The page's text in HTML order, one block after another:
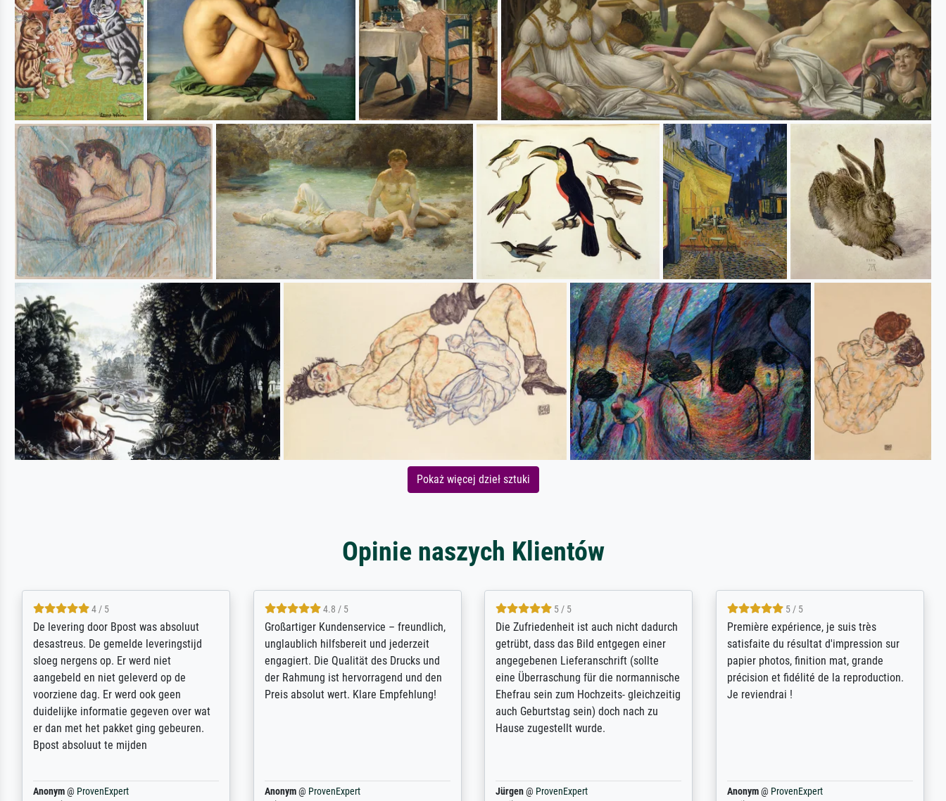
Pokaż więcej dzieł sztuki
Opinie naszych Klientów
5 / 5
Sehr gute Qualität des Leinwanddrucks
und des Rahmens! Unser Bild wurde
sehr sorgfältig und sicher verpackt, so
dass es unbeschadet bei uns ankam. Es
wird nicht unser letzter Meisterdruck
sein. Vielen Dank!
Reinhold,@ProvenExpert
5 / 5
Für ein Erinnerungsbuch mit der
Feldpost meines Großvaters aus dem 1.
Weltkrieg benötigte ich ein
ausdrucksvolles Bild. Das habe ich bei
Ihnen gefunden. Bei der Auswahl der
weiter. Vielen ...
Margot@ProvenExpert
4.8 / 5
Hervorragende Qualität. Man kann sich
vieles anpassen lassen, wie z.B.:
Randentfernung, Farbe, Helligkeit,
Kontrast und Weiteres. Sehr freundliche
Kontaktperson per Mail. Das Bild (ein
Kunstdruck) wurde sehr gut verpackt -
sehr starke Papprolle mit Plastikdeckeln
Anonym@ProvenExpert
4.8 / 5
Qualité absolument irréprochable.
Extraordinaire diversité des thèmes
abordés et personnalisation des
demandes (recadrage, réajustement des
couleurs). Relation clientèle parfaite.
Anonym@ ProvenExpert